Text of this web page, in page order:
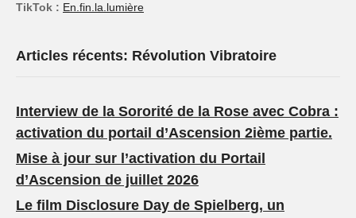
TikTok : En.fin.la.lumière
Articles récents: Révolution Vibratoire
Interview de la Sororité de la Rose avec Cobra :
activation du portail d’Ascension 2ième partie.
Mise à jour sur l’activation du Portail
d’Ascension de juillet 2026
Le film Disclosure Day de Spielberg, un